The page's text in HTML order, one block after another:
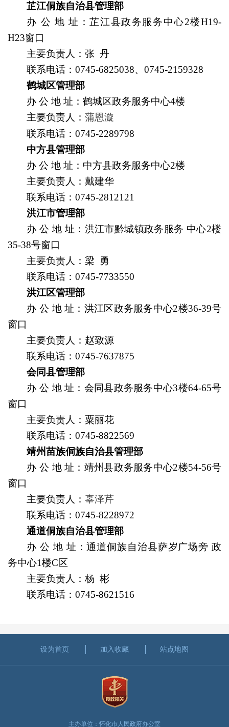
芷江侗族自治县管理部
办 公 地 址 ：芷江县政务服务中心2楼H19-
H23窗口
主要负责人 ：张 丹
联系电话：0745-6825038、0745-2159328
鹤城区管理部
办 公 地 址 ：鹤城区政务服务中心4楼
主要负责人 ：蒲恩漩
联系电话：0745-2289798
中方县管理部
办 公 地 址 ：中方县政务服务中心2楼
主要负责人 ：戴建华
联系电话：0745-2812121
洪江市管理部
办 公 地 址 ： 洪江市黔城镇政务服务 中心2楼
35-38号窗口
主要负责人 ：梁 勇
联系电话：0745-7733550
洪江区管理部
办 公 地 址 ： 洪江区政务服务中心2楼36-39号
窗口
主要负责人 ：赵致源
联系电话：0745-7637875
会同县管理部
办 公 地 址 ：会同县政务服务中心3楼64-65号
窗口
主要负责人 ：粟丽花
联系电话：0745-8822569
靖州苗族侗族自治县管理部
办 公 地 址 ：靖州县政务服务中心2楼54-56号
窗口
主要负责人 ：辜泽芹
联系电话：0745-8228972
通道侗族自治县管理部
办 公 地 址 ：通道侗族自治县萨岁广场旁 政
务中心1楼C区
主要负责人 ：杨 彬
联系电话：0745-8621516
设为首页 加入收藏 站点地图
主办单位：怀化市人民政府办公室